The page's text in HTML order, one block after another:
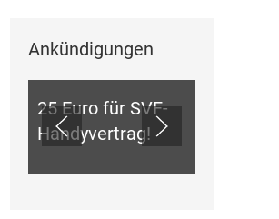
Ankündigungen
ANKÜNDIGUNGEN
25 Euro für SVF-
Handyvertrag!